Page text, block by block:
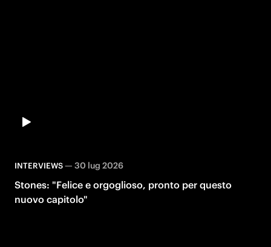
INTERVIEWS— 30 lug 2026
Stones: "Felice e orgoglioso, pronto per questo
nuovo capitolo"